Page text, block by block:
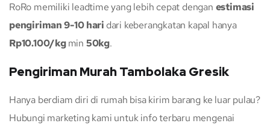
RoRo memiliki leadtime yang lebih cepat dengan estimasi
pengiriman 9-10 hari dari keberangkatan kapal hanya
Rp10.100/kgmin 50kg.
Pengiriman Murah Tambolaka Gresik
Hanya berdiam diri di rumah bisa kirim barang ke luar pulau?
Hubungi marketing kami untuk info terbaru mengenai